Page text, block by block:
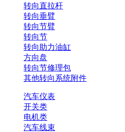
转向直拉杆
转向垂臂
转向节臂
转向节
转向助力油缸
方向盘
转向节修理包
其他转向系统附件
汽车仪表
开关类
电机类
汽车线束